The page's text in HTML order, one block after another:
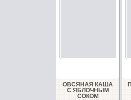
ОВСЯНАЯ КАША
С ЯБЛОЧНЫМ
СОКОМ